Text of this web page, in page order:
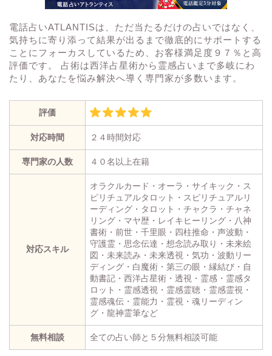
電話占いATLANTISは、ただ当たるだけの占いではなく、
気持ちに寄り添って結果が出るまで徹底的にサポートする
ことにフォーカスしているため、お客様満足度９７％と高
評価です。 占術は西洋占星術から霊感占いまで多岐にわ
たり、あなたを悩み解決へ導く専門家が多数います。
評価
対応時間 ２４時間対応
専門家の人数 ４０名以上在籍
対応スキル
オラクルカード・オーラ・サイキック・ス
ピリチュアルタロット・スピリチュアルリ
ーディング・タロット・チャクラ・チャネ
リング・マヤ歴・レイキヒーリング・八神
書術・前世・千里眼・四柱推命・声波動・
守護霊・思念伝達・想念読み取り・未来絵
図・未来読み・未来透視・気功・波動リー
ディング・白魔術・第三の眼・縁結び・自
動書記・西洋占星術・透視・霊感・霊感タ
ロット・霊感透視・霊感霊聴・霊感霊視・
霊感魂伝・霊能力・霊視・魂リーディン
グ・龍神霊筆など
無料相談 全ての占い師と５分無料相談可能